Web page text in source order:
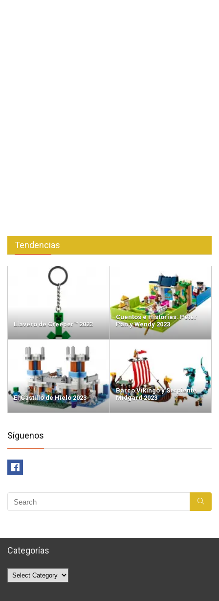
Tendencias
Llavero de Creeper™ 2023
Cuentos e Historias: Peter
Pan y Wendy 2023
El Castillo de Hielo 2023
Barco Vikingo y Serpiente
Midgard 2023
Síguenos
Categorías
Categorías